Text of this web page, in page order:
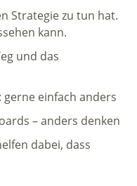
Strategie zu tun hat.
kann.
und das
einfach anders
– anders denken
dabei, dass